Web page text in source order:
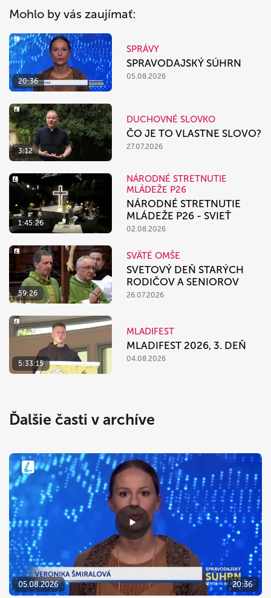
Mohlo by vás zaujímať:
20:36
SPRÁVY
SPRAVODAJSKÝ SÚHRN
05.08.2026
3:12
DUCHOVNÉ SLOVKO
ČO JE TO VLASTNE SLOVO?
27.07.2026
1:45:26
NÁRODNÉ STRETNUTIE
MLÁDEŽE P26
NÁRODNÉ STRETNUTIE
MLÁDEŽE P26 - SVIEŤ
02.08.2026
59:26
SVÄTÉ OMŠE
SVETOVÝ DEŇ STARÝCH
RODIČOV A SENIOROV
26.07.2026
5:33:15
MLADIFEST
MLADIFEST 2026, 3. DEŇ
04.08.2026
Ďalšie časti v archíve
05.08.2026 20:36